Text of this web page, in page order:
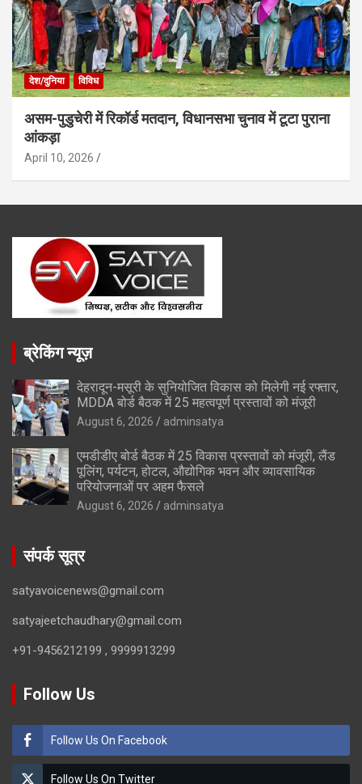
देश/दुनिया विविध
असम-पुडुचेरी में रिकॉर्ड मतदान, विधानसभा चुनाव में टूटा पुराना
आंकड़ा
April 10, 2026
ब्रेकिंग न्यूज़
देहरादून-मसूरी के सुनियोजित विकास को मिलेगी नई रफ्तार,
MDDA बोर्ड बैठक में 25 महत्वपूर्ण प्रस्तावों को मंजूरी
August 6, 2026 adminsatya
एमडीडीए बोर्ड बैठक में 25 विकास प्रस्तावों को मंजूरी, लैंड
पूलिंग, पर्यटन, होटल, औद्योगिक भवन और व्यावसायिक
परियोजनाओं पर अहम फैसले
August 6, 2026 adminsatya
संपर्क सूत्र
satyavoicenews@gmail.com
satyajeetchaudhary@gmail.com
+91-9456212199 , 9999913299
Follow Us
Follow Us On Facebook
Follow Us On Twitter